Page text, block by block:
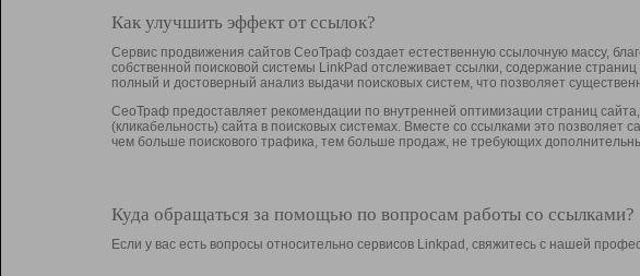
Как улучшить эффект от ссылок?
Сервис продвижения сайтов СеоТраф создает естественную ссылочную массу,
собственной поисковой системы LinkPad отслеживает ссылки, содержание
полный и достоверный анализ выдачи поисковых систем, что позволяет
СеоТраф предоставляет рекомендации по внутренней оптимизации страниц
(кликабельность) сайта в поисковых системах. Вместе со ссылками это позволяет
чем больше поискового трафика, тем больше продаж, не требующих
Куда обращаться за помощью по вопросам работы со ссылками?
Если у вас есть вопросы относительно сервисов Linkpad, свяжитесь с нашей